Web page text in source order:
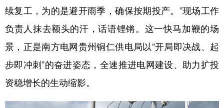
黔南 黔西南
地方频道
北京 天津
续复工，为的是避开雨季，确保按期投产。”现场工作
负责人抹去额头的汗，话语铿锵。这一快马加鞭的场
景，正是南方电网贵州铜仁供电局以“开局即决战、起
步即冲刺”的奋进姿态，全速推进电网建设、助力扩投
资稳增长的生动缩影。